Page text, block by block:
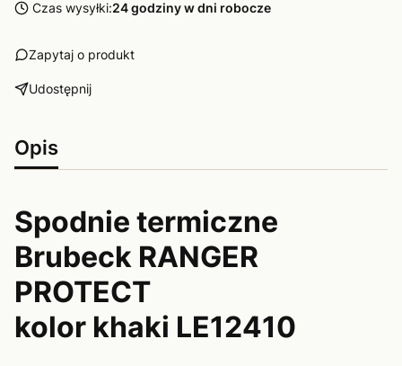
Czas wysyłki:24 godziny w dni robocze
Zapytaj o produkt
Udostępnij
Opis
Spodnie termiczne
Brubeck RANGER
PROTECT
kolor khaki LE12410